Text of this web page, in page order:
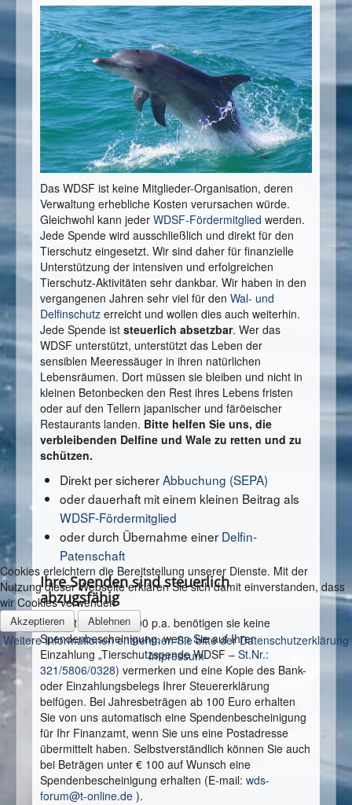
Das WDSF ist keine Mitglieder-Organisation, deren
Verwaltung erhebliche Kosten verursachen würde.
Gleichwohl kann jeder WDSF-Fördermitglied werden.
Jede Spende wird ausschließlich und direkt für den
Tierschutz eingesetzt. Wir sind daher für finanzielle
Unterstützung der intensiven und erfolgreichen
Tierschutz-Aktivitäten sehr dankbar. Wir haben in den
vergangenen Jahren sehr viel für den Wal- und
Delfinschutz erreicht und wollen dies auch weiterhin.
Jede Spende ist steuerlich absetzbar. Wer das
WDSF unterstützt, unterstützt das Leben der
sensiblen Meeressäuger in ihren natürlichen
Lebensräumen. Dort müssen sie bleiben und nicht in
kleinen Betonbecken den Rest ihres Lebens fristen
oder auf den Tellern japanischer und färöeischer
Restaurants landen. Bitte helfen Sie uns, die
verbleibenden Delfine und Wale zu retten und zu
schützen.
Direkt per sichererAbbuchung (SEPA)
oder dauerhaft mit einem kleinen Beitrag als
WDSF-Fördermitglied
oder durch Übernahme einer Delfin-
Patenschaft
Ihre Spenden sind steuerlich
abzugsfähig
Für Beträge bis € 200 p.a. benötigen sie keine
Spendenbescheinigung, wenn Sie auf Ihrer
Einzahlung „Tierschutzspende WDSF – St.Nr.:
321/5806/0328) vermerken und eine Kopie des Bank-
oder Einzahlungsbelegs Ihrer Steuererklärung
beifügen. Bei Jahresbeträgen ab 100 Euro erhalten
Sie von uns automatisch eine Spendenbescheinigung
für Ihr Finanzamt, wenn Sie uns eine Postadresse
übermittelt haben. Selbstverständlich können Sie auch
bei Beträgen unter € 100 auf Wunsch eine
Spendenbescheinigung erhalten (E-mail: wds-
forum@t-online.de ).
Cookies erleichtern die Bereitstellung unserer Dienste. Mit der
Nutzung dieser Webseite erklären Sie sich damit einverstanden, dass
wir Cookies verwenden
Akzeptieren Ablehnen
Weitere Informationen entnehmen Sie bitte der Datenschutzerklärung
Impressum